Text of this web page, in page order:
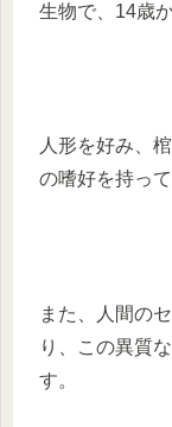
生物で、14歳
人形を好み、
の嗜好を持って
また、人間の
り、この異質
す。​